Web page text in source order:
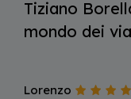
Tiziano
mondo dei
Lorenzo